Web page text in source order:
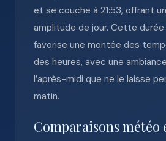
et se couche à 21:53, offrant
amplitude de jour. Cette durée
favorise une montée des
des heures, avec une
l’après-midi que ne le laisse
matin.
Comparaisons météo